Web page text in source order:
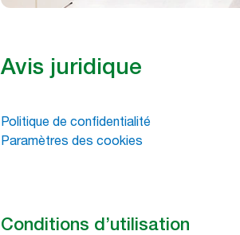
Avis juridique
Politique de confidentialité
Paramètres des cookies
Conditions d’utilisation